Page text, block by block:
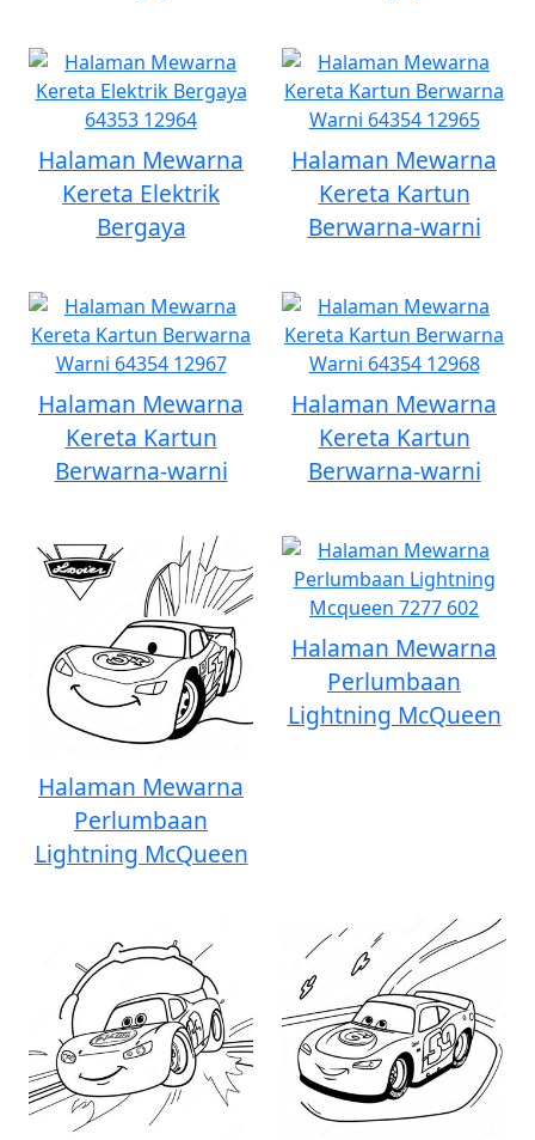
Halaman Mewarna
Kereta Elektrik
Bergaya
Halaman Mewarna
Kereta Kartun
Berwarna-warni
Halaman Mewarna
Kereta Kartun
Berwarna-warni
Halaman Mewarna
Kereta Kartun
Berwarna-warni
Halaman Mewarna
Perlumbaan
Lightning McQueen
Halaman Mewarna
Perlumbaan
Lightning McQueen